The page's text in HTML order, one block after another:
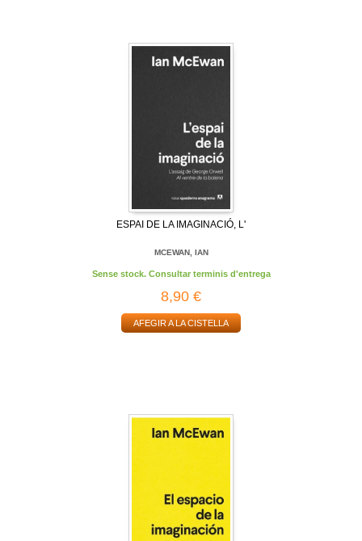
ESPAI DE LA IMAGINACIÓ, L'
MCEWAN, IAN
Sense stock. Consultar terminis d'entrega
8,90 €
AFEGIR A LA CISTELLA